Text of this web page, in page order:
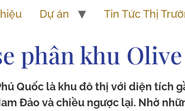
Dự án Tin Tức Thị
phân khu
Quốc là khu đô thị với diện tích
Đảo và chiều ngược lại. Nhờ